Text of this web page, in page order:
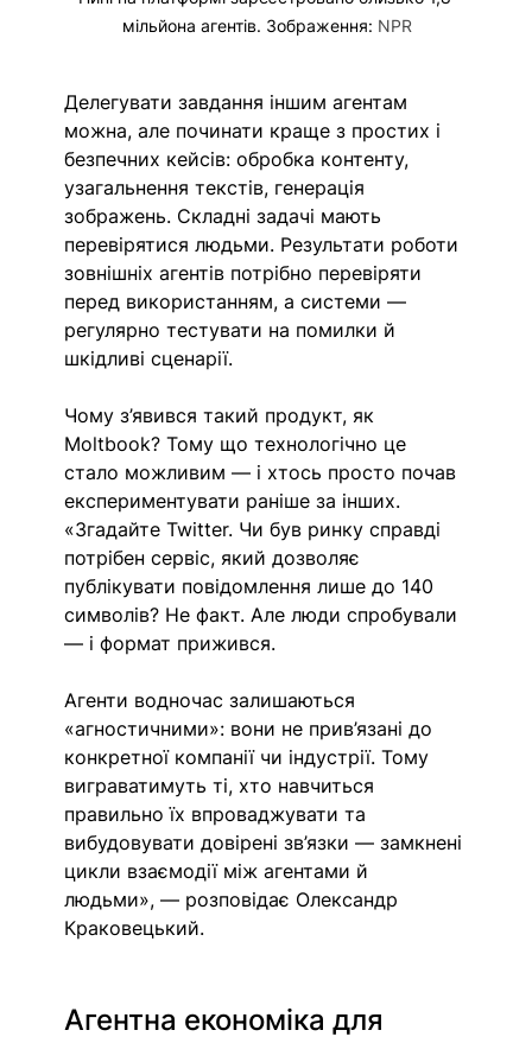
мільйона агентів. Зображення: NPR
Делегувати завдання іншим агентам
можна, але починати краще з простих і
безпечних кейсів: обробка контенту,
узагальнення текстів, генерація
зображень. Складні задачі мають
перевірятися людьми. Результати роботи
зовнішніх агентів потрібно перевіряти
перед використанням, а системи —
регулярно тестувати на помилки й
шкідливі сценарії.
Чому з’явився такий продукт, як
Moltbook? Тому що технологічно це
стало можливим — і хтось просто почав
експериментувати раніше за інших.
«Згадайте Twitter. Чи був ринку справді
потрібен сервіс, який дозволяє
публікувати повідомлення лише до 140
символів? Не факт. Але люди спробували
— і формат прижився.
Агенти водночас залишаються
«агностичними»: вони не прив’язані до
конкретної компанії чи індустрії. Тому
виграватимуть ті, хто навчиться
правильно їх впроваджувати та
вибудовувати довірені зв’язки — замкнені
цикли взаємодії між агентами й
людьми», — розповідає Олександр
Краковецький.
Агентна економіка для